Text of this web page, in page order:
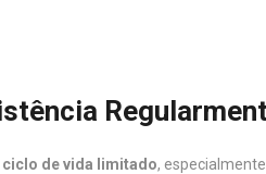
ciclo de vida limitado,